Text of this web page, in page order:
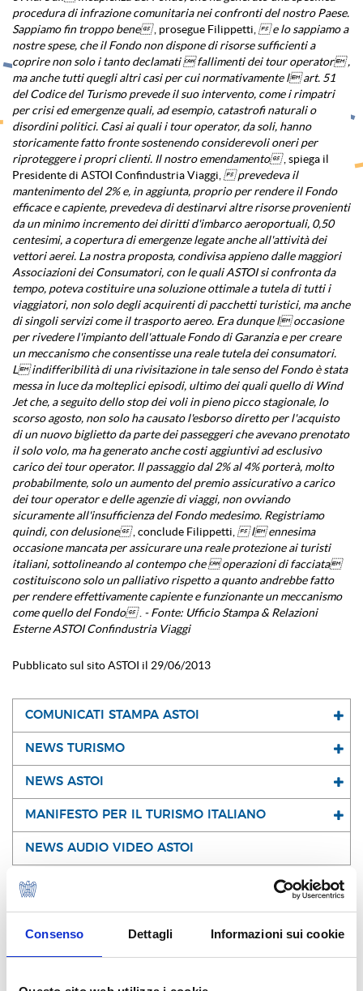
Consenso Dettagli Informazioni sui cookie
procedura di infrazione comunitaria nei confronti del nostro Paese.
Sappiamo fin troppo bene , prosegue Filippetti, e lo sappiamo a
nostre spese, che il Fondo non dispone di risorse sufficienti a
coprire non solo i tanto declamati  fallimenti dei tour operator ,
ma anche tutti quegli altri casi per cui normativamente l art. 51
del Codice del Turismo prevede il suo intervento, come i rimpatri
per crisi ed emergenze quali, ad esempio, catastrofi naturali o
disordini politici. Casi ai quali i tour operator, da soli, hanno
storicamente fatto fronte sostenendo considerevoli oneri per
riproteggere i propri clienti. Il nostro emendamento , spiega il
Presidente di ASTOI Confindustria Viaggi, prevedeva il
mantenimento del 2% e, in aggiunta, proprio per rendere il Fondo
efficace e capiente, prevedeva di destinarvi altre risorse provenienti
da un minimo incremento dei diritti d'imbarco aeroportuali, 0,50
centesimi, a copertura di emergenze legate anche all'attività dei
vettori aerei. La nostra proposta, condivisa appieno dalle maggiori
Associazioni dei Consumatori, con le quali ASTOI si confronta da
tempo, poteva costituire una soluzione ottimale a tutela di tutti i
viaggiatori, non solo degli acquirenti di pacchetti turistici, ma anche
di singoli servizi come il trasporto aereo. Era dunque l occasione
per rivedere l'impianto dell'attuale Fondo di Garanzia e per creare
un meccanismo che consentisse una reale tutela dei consumatori.
L indifferibilità di una rivisitazione in tale senso del Fondo è stata
messa in luce da molteplici episodi, ultimo dei quali quello di Wind
Jet che, a seguito dello stop dei voli in pieno picco stagionale, lo
scorso agosto, non solo ha causato l'esborso diretto per l'acquisto
di un nuovo biglietto da parte dei passeggeri che avevano prenotato
il solo volo, ma ha generato anche costi aggiuntivi ad esclusivo
carico dei tour operator. Il passaggio dal 2% al 4% porterà, molto
probabilmente, solo un aumento del premio assicurativo a carico
dei tour operator e delle agenzie di viaggi, non ovviando
sicuramente all'insufficienza del Fondo medesimo. Registriamo
quindi, con delusione , conclude Filippetti, l ennesima
occasione mancata per assicurare una reale protezione ai turisti
italiani, sottolineando al contempo che  operazioni di facciata
costituiscono solo un palliativo rispetto a quanto andrebbe fatto
per rendere effettivamente capiente e funzionante un meccanismo
come quello del Fondo - Fonte: Ufficio Stampa & Relazioni
Esterne ASTOI Confindustria Viaggi
Pubblicato sul sito ASTOI il 29/06/2013
COMUNICATI STAMPA ASTOI
NEWS TURISMO
NEWS ASTOI
MANIFESTO PER IL TURISMO ITALIANO
NEWS AUDIO VIDEO ASTOI